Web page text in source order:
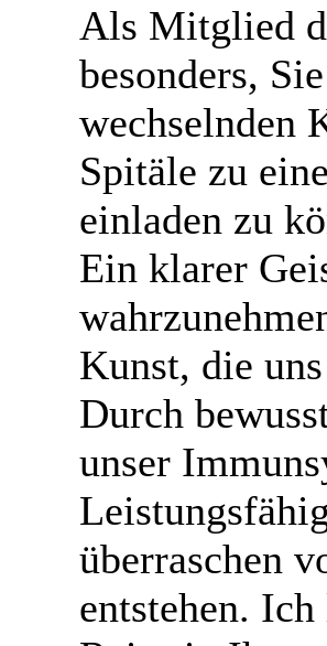
Als Mitglied
besonders,
wechselnden
Spitäle zu
einladen zu
Ein klarer
Kunst, die
Durch
unser
überraschen
entstehen.